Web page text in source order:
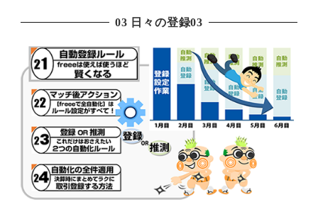
03 日々の登録03